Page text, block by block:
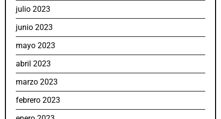
julio 2023
junio 2023
mayo 2023
abril 2023
marzo 2023
febrero 2023